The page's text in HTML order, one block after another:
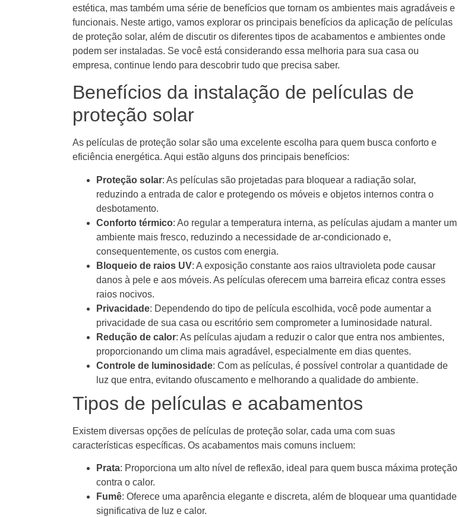
estética, mas também uma série de benefícios que tornam os ambientes mais agradáveis e
funcionais. Neste artigo, vamos explorar os principais benefícios da aplicação de películas
de proteção solar, além de discutir os diferentes tipos de acabamentos e ambientes onde
podem ser instaladas. Se você está considerando essa melhoria para sua casa ou
empresa, continue lendo para descobrir tudo que precisa saber.
Benefícios da instalação de películas de
proteção solar
As películas de proteção solar são uma excelente escolha para quem busca conforto e
eficiência energética. Aqui estão alguns dos principais benefícios:
Proteção solar: As películas são projetadas para bloquear a radiação solar,
reduzindo a entrada de calor e protegendo os móveis e objetos internos contra o
desbotamento.
Conforto térmico: Ao regular a temperatura interna, as películas ajudam a manter um
ambiente mais fresco, reduzindo a necessidade de ar-condicionado e,
consequentemente, os custos com energia.
Bloqueio de raios UV: A exposição constante aos raios ultravioleta pode causar
danos à pele e aos móveis. As películas oferecem uma barreira eficaz contra esses
raios nocivos.
Privacidade: Dependendo do tipo de película escolhida, você pode aumentar a
privacidade de sua casa ou escritório sem comprometer a luminosidade natural.
Redução de calor: As películas ajudam a reduzir o calor que entra nos ambientes,
proporcionando um clima mais agradável, especialmente em dias quentes.
Controle de luminosidade: Com as películas, é possível controlar a quantidade de
luz que entra, evitando ofuscamento e melhorando a qualidade do ambiente.
Tipos de películas e acabamentos
Existem diversas opções de películas de proteção solar, cada uma com suas
características específicas. Os acabamentos mais comuns incluem:
Prata: Proporciona um alto nível de reflexão, ideal para quem busca máxima proteção
contra o calor.
Fumê: Oferece uma aparência elegante e discreta, além de bloquear uma quantidade
significativa de luz e calor.